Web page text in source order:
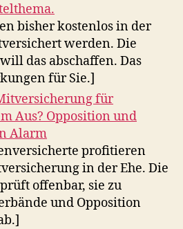
bisher kostenlos in der
werden. Die
das abschaffen. Das
für Sie.]
für
Aus? Opposition und
Alarm
profitieren
in der Ehe. Die
offenbar, sie zu
und Opposition